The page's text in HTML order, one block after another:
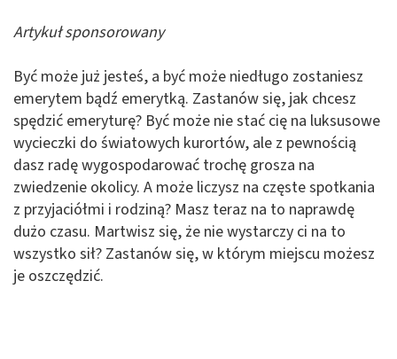
Artykuł sponsorowany
Być może już jesteś, a być może niedługo zostaniesz
emerytem bądź emerytką. Zastanów się, jak chcesz
spędzić emeryturę? Być może nie stać cię na luksusowe
wycieczki do światowych kurortów, ale z pewnością
dasz radę wygospodarować trochę grosza na
zwiedzenie okolicy. A może liczysz na częste spotkania
z przyjaciółmi i rodziną? Masz teraz na to naprawdę
dużo czasu. Martwisz się, że nie wystarczy ci na to
wszystko sił? Zastanów się, w którym miejscu możesz
je oszczędzić.